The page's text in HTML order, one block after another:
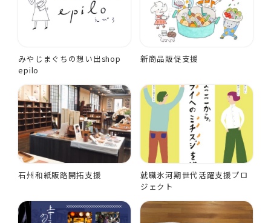
みやじまぐちの想い出shop
epilo
新商品販促支援
石州和紙販路開拓支援
就職氷河期世代活躍支援プロ
ジェクト